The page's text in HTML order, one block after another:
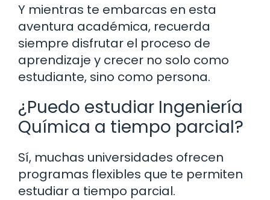
Y mientras te embarcas en esta
aventura académica, recuerda
siempre disfrutar el proceso de
aprendizaje y crecer no solo como
estudiante, sino como persona.
¿Puedo estudiar Ingeniería
Química a tiempo parcial?
Sí, muchas universidades ofrecen
programas flexibles que te permiten
estudiar a tiempo parcial.